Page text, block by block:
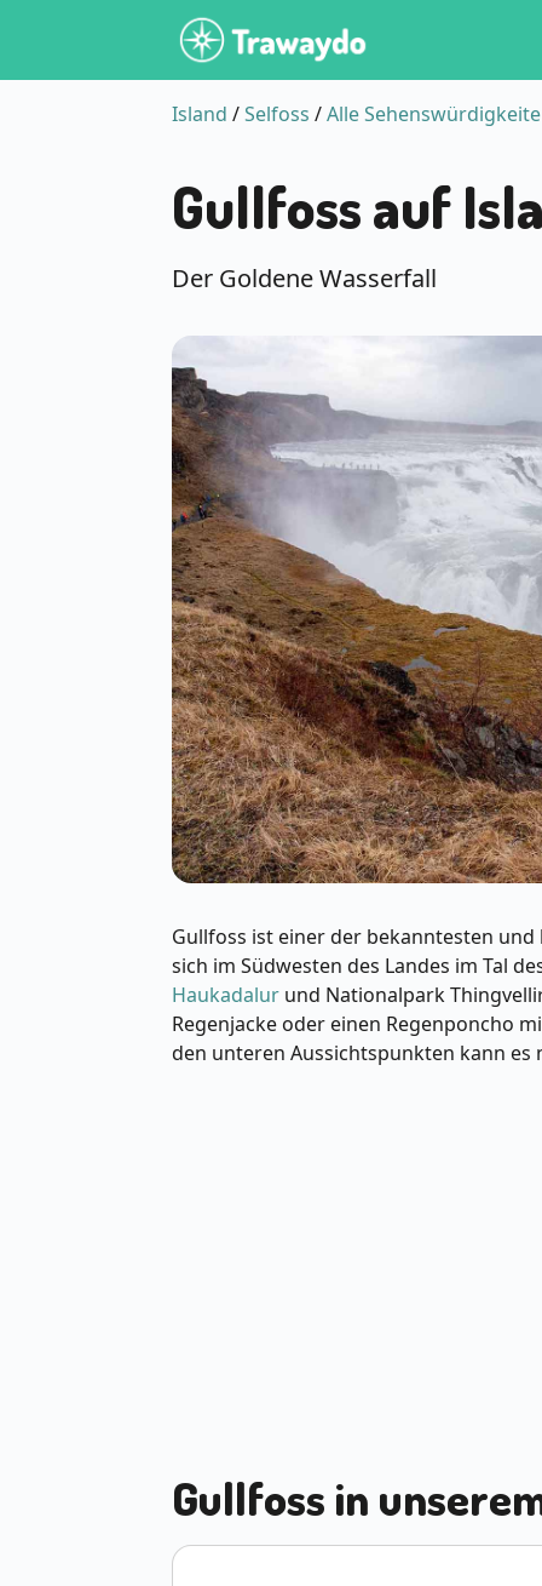
Island /Selfoss /Alle
Gullfoss auf
Der Goldene Wasserfall
Gullfoss ist einer der bekanntesten
sich im Südwesten des Landes im Tal
Haukadalur und Nationalpark
Regenjacke oder einen Regenponcho
den unteren Aussichtspunkten kann es
Gullfoss in